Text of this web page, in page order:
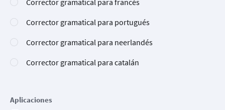
Corrector gramatical para francés
Corrector gramatical para portugués
Corrector gramatical para neerlandés
Corrector gramatical para catalán
Aplicaciones